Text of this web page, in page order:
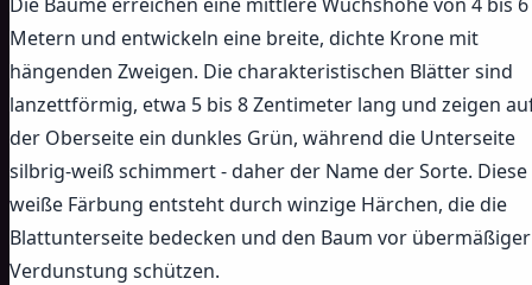
Metern und entwickeln eine breite, dichte Krone mit
hängenden Zweigen. Die charakteristischen Blätter sind
lanzettförmig, etwa 5 bis 8 Zentimeter lang und zeigen
der Oberseite ein dunkles Grün, während die Unterseite
silbrig-weiß schimmert - daher der Name der Sorte. Diese
weiße Färbung entsteht durch winzige Härchen, die die
Blattunterseite bedecken und den Baum vor übermäßiger
Verdunstung schützen.